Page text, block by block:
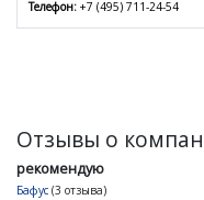
Телефон: +7 (495) 711-24-54
Отзывы о
рекомендую
Бафус (3 отзыва)